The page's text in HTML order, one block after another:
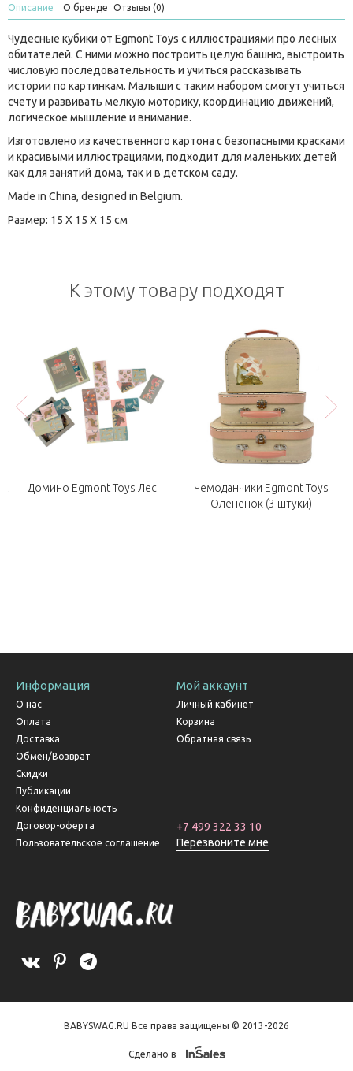
Описание О бренде Отзывы (0)
Чудесные кубики от Egmont Toys с иллюстрациями про лесных
обитателей. С ними можно построить целую башню, выстроить
числовую последовательность и учиться рассказывать
истории по картинкам. Малыши с таким набором смогут учиться
счету и развивать мелкую моторику, координацию движений,
логическое мышление и внимание.
Изготовлено из качественного картона с безопасными красками
и красивыми иллюстрациями, подходит для маленьких детей
как для занятий дома, так и в детском саду.
Made in China, designed in Belgium.
Размер: 15 X 15 X 15 см
К этому товару подходят
Домино Egmont Toys Лес
Чемоданчики Egmont Toys
Олененок (3 штуки)
Информация
О нас
Оплата
Доставка
Обмен/Возврат
Скидки
Публикации
Конфиденциальность
Договор-оферта
Пользовательское соглашение
Мой аккаунт
Личный кабинет
Корзина
Обратная связь
+7 499 322 33 10
Перезвоните мне
BABYSWAG.RU Все права защищены © 2013-2026
Сделано в